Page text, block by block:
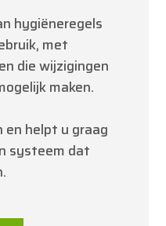
hygiëneregels
met
die wijzigingen
maken.
helpt u graag
systeem dat